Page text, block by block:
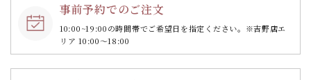
事前予約でのご注文
10:00~19:00の時間帯でご希望日を指定ください。 ※吉野店エ
リア 10:00～18:00